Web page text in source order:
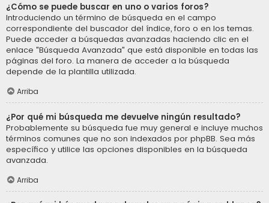
¿Cómo se puede buscar en uno o varios foros?
Introduciendo un término de búsqueda en el campo
correspondiente del buscador del índice, foro o en los temas.
Puede acceder a búsquedas avanzadas haciendo clic en el
enlace "Búsqueda Avanzada" que está disponible en todas las
páginas del foro. La manera de acceder a la búsqueda
depende de la plantilla utilizada.
Arriba
¿Por qué mi búsqueda me devuelve ningún resultado?
Probablemente su búsqueda fue muy general e incluye muchos
términos comunes que no son indexados por phpBB. Sea más
específico y utilice las opciones disponibles en la búsqueda
avanzada.
Arriba